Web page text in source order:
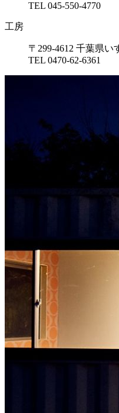
TEL 045-550-4770
工房
〒299-4612 千葉県い
TEL 0470-62-6361